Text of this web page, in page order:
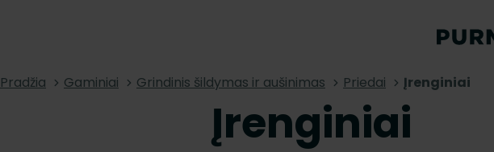
Pradžia Gaminiai Grindinis šildymas ir aušinimas Priedai Įrenginiai
Įrenginiai